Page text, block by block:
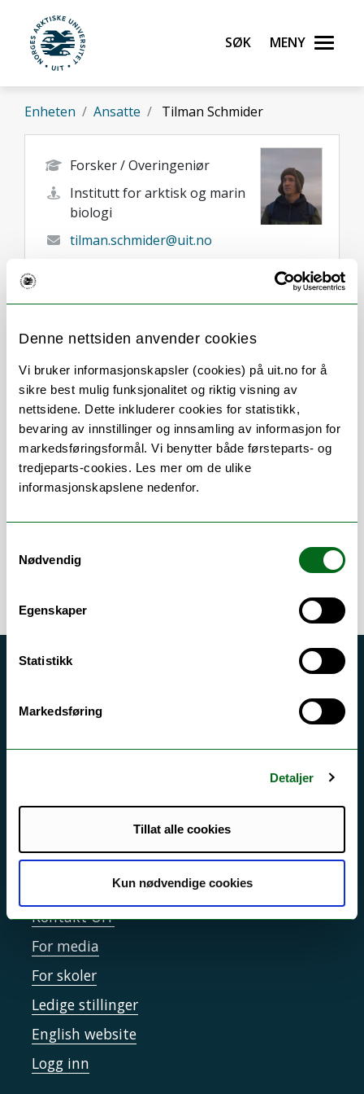
Denne nettsiden anvender cookies
Vi bruker informasjonskapsler (cookies) på uit.no for å
sikre best mulig funksjonalitet og riktig visning av
nettsidene. Dette inkluderer cookies for statistikk,
bevaring av innstillinger og innsamling av informasjon for
markedsføringsformål. Vi benytter både førsteparts- og
tredjeparts-cookies. Les mer om de ulike
informasjonskapslene nedenfor.
Nødvendig
Egenskaper
Statistikk
Markedsføring
Detaljer
Tillat alle cookies
Kun nødvendige cookies
Gå til hovedinnhold
UiT Norges arktiske universitet
Søk Meny
Enheten Ansatte Tilman Schmider
Forsker / Overingeniør
Institutt for arktisk og marin
biologi
tilman.schmider@uit.no
Om
Forskning og undervisning
Publikasjoner
Her finner du meg
Si ifra!
Informasjonskapsler
Tilgjengelighetserklæring
Kontakt UiT
For media
For skoler
Ledige stillinger
English website
Logg inn